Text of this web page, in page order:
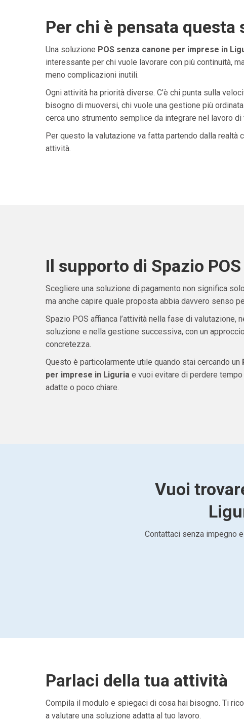
Per chi è pensata questa
Una soluzione POS senza canone per imprese in
interessante per chi vuole lavorare con più continuità,
meno complicazioni inutili.
Ogni attività ha priorità diverse. C’è chi punta sulla
bisogno di muoversi, chi vuole una gestione più
cerca uno strumento semplice da integrare nel lavoro di
Per questo la valutazione va fatta partendo dalla realtà
attività.
Il supporto di Spazio POS
Scegliere una soluzione di pagamento non significa
ma anche capire quale proposta abbia davvero senso
Spazio POS affianca l’attività nella fase di valutazione,
soluzione e nella gestione successiva, con un
concretezza.
Questo è particolarmente utile quando stai cercando un
per imprese in Liguriae vuoi evitare di perdere
adatte o poco chiare.
Vuoi
Contattaci senza impegno
Parlaci della tua attività
Compila il modulo e spiegaci di cosa hai bisogno. Ti
a valutare una soluzione adatta al tuo lavoro.